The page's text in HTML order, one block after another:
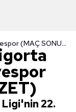
Galatasaray HDI Sigorta 3-0 Develi Belediyespor (MAÇ SONUCU-ÖZET)
22.